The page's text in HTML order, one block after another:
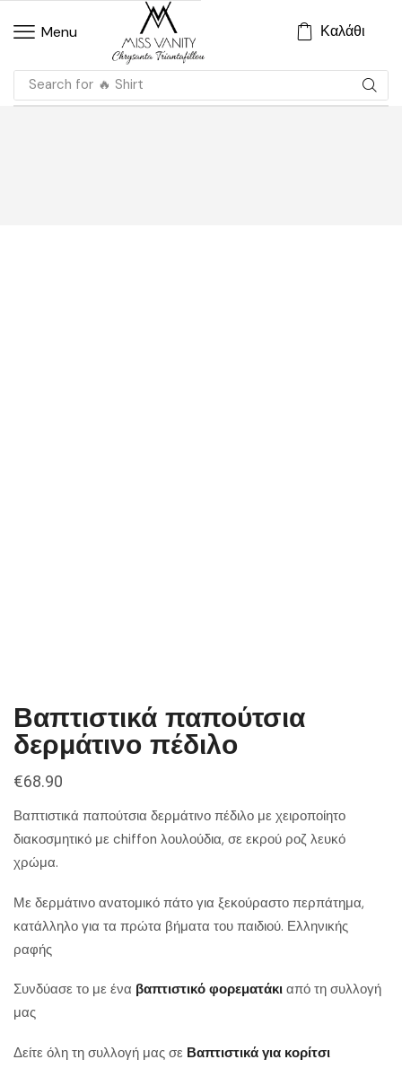
Menu Καλάθι
Search for 🔥 Shirt
Βαπτιστικά παπούτσια
δερμάτινο πέδιλο
€68.90
Βαπτιστικά παπούτσια δερμάτινο πέδιλο με χειροποίητο
διακοσμητικό με chiffon λουλούδια, σε εκρού ροζ λευκό
χρώμα.
Με δερμάτινο ανατομικό πάτο για ξεκούραστο περπάτημα,
κατάλληλο για τα πρώτα βήματα του παιδιού. Ελληνικής
ραφής
Συνδύασε το με ένα βαπτιστικό φορεματάκι από τη συλλογή
μας
Δείτε όλη τη συλλογή μας σε Βαπτιστικά για κορίτσι